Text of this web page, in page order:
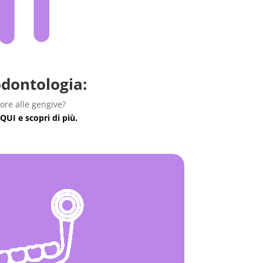
alle gengive?
e scopri di più.